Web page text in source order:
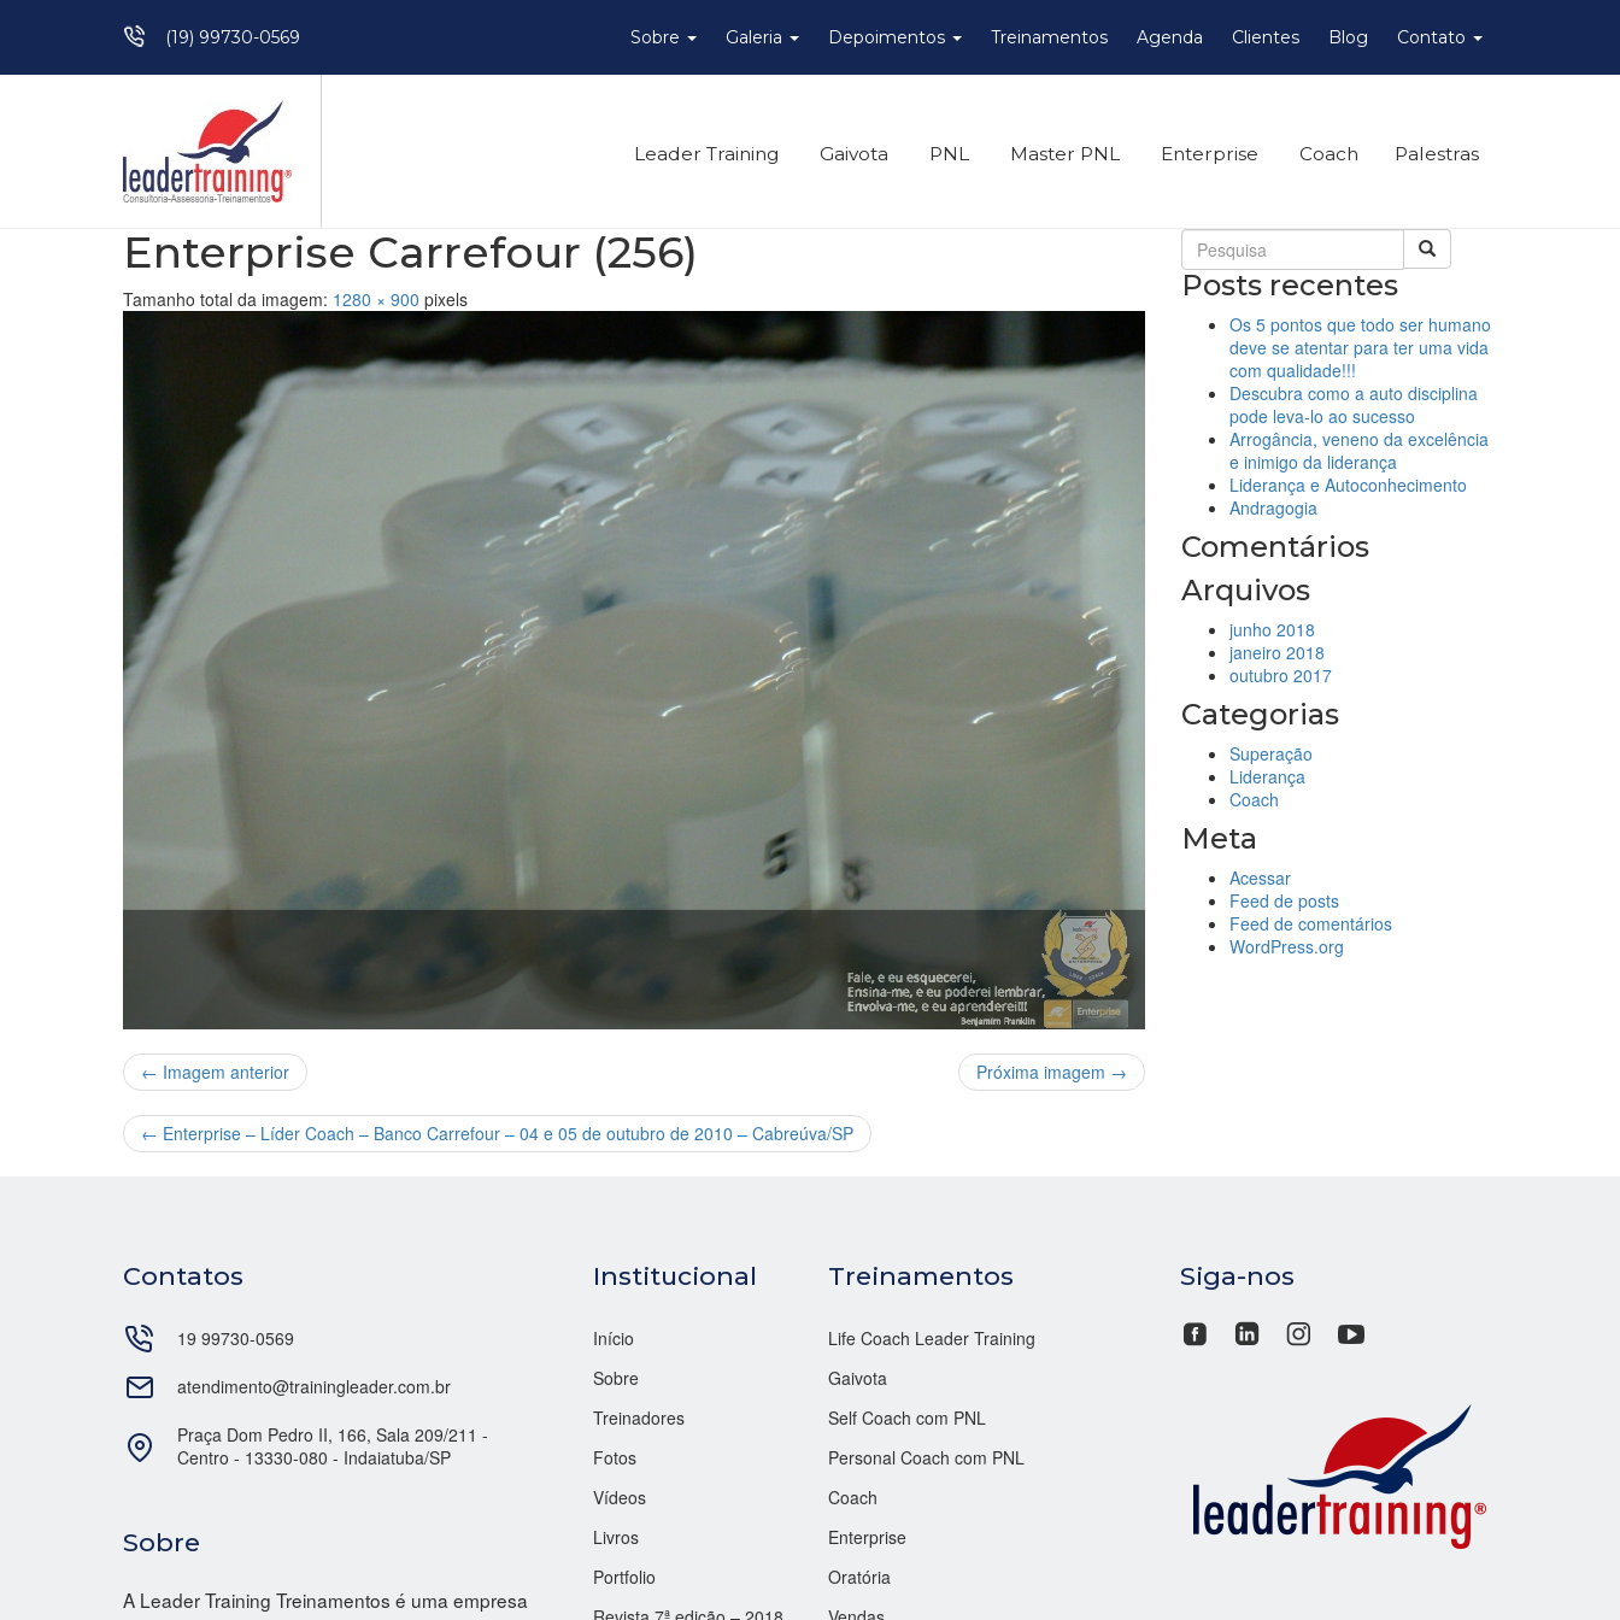
Pular para o conteúdo(19) 99730-0569 Sobre Galeria Depoimentos Treinamentos Agenda Clientes Blog Contato
Leader Training Gaivota PNL Master PNL Enterprise Coach Palestras
Enterprise Carrefour (256)
Tamanho total da imagem: 1280 × 900 pixels
← Imagem anterior Próxima imagem →
← Enterprise – Líder Coach – Banco Carrefour – 04 e 05 de outubro de 2010 – Cabreúva/SP
Posts recentes
Os 5 pontos que todo ser humano
deve se atentar para ter uma vida
com qualidade!!!
Descubra como a auto disciplina
pode leva-lo ao sucesso
Arrogância, veneno da excelência
e inimigo da liderança
Liderança e Autoconhecimento
Andragogia
Comentários
Arquivos
junho 2018
janeiro 2018
outubro 2017
Categorias
Superação
Liderança
Coach
Meta
Acessar
Feed de posts
Feed de comentários
WordPress.org
Contatos
19 99730-0569
atendimento@trainingleader.com.br
Praça Dom Pedro II, 166, Sala 209/211 -
Centro - 13330-080 - Indaiatuba/SP
Sobre
A Leader Training Treinamentos é uma empresa
Institucional
Início
Sobre
Treinadores
Fotos
Vídeos
Livros
Portfolio
Treinamentos
Life Coach Leader Training
Gaivota
Self Coach com PNL
Personal Coach com PNL
Coach
Enterprise
Oratória
Siga-nos